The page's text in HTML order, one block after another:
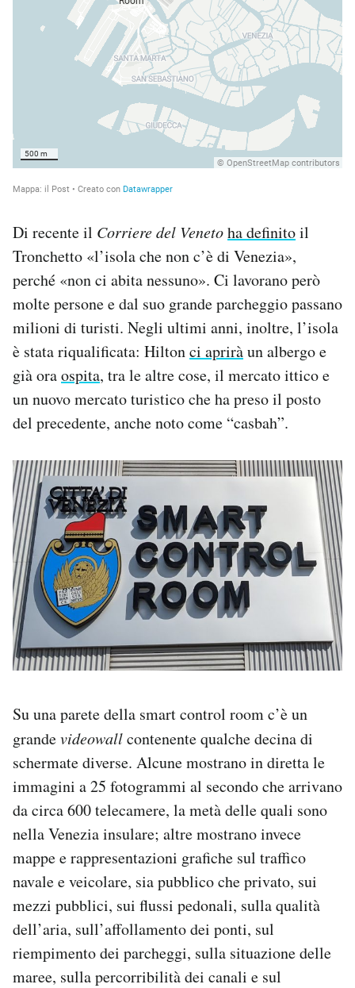
Di recente il Corriere del Venetoha definitoil
Tronchetto «l’isola che non c’è di Venezia»,
perché «non ci abita nessuno». Ci lavorano però
molte persone e dal suo grande parcheggio passano
milioni di turisti. Negli ultimi anni, inoltre, l’isola
è stata riqualificata: Hiltonci apriràun albergo e
già oraospita, tra le altre cose, il mercato ittico e
un nuovo mercato turistico che ha preso il posto
del precedente, anche noto come “casbah”.
Su una parete della smart control room c’è un
grandevideowallcontenente qualche decina di
schermate diverse. Alcune mostrano in diretta le
immagini a 25 fotogrammi al secondo che arrivano
da circa 600 telecamere, la metà delle quali sono
nella Venezia insulare; altre mostrano invece
mappe e rappresentazioni grafiche sul traffico
navale e veicolare, sia pubblico che privato, sui
mezzi pubblici, sui flussi pedonali, sulla qualità
dell’aria, sull’affollamento dei ponti, sul
riempimento dei parcheggi, sulla situazione delle
maree, sulla percorribilità dei canali e sul